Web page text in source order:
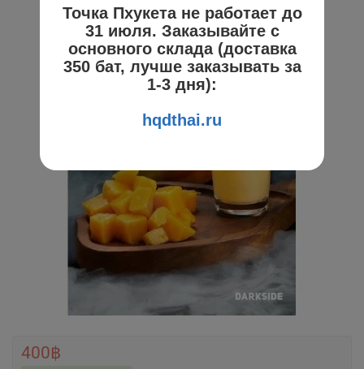
400฿
Точка Пхукета не работает до
31 июля. Заказывайте с
основного склада (доставка
350 бат, лучше заказывать за
1-3 дня):
hqdthai.ru